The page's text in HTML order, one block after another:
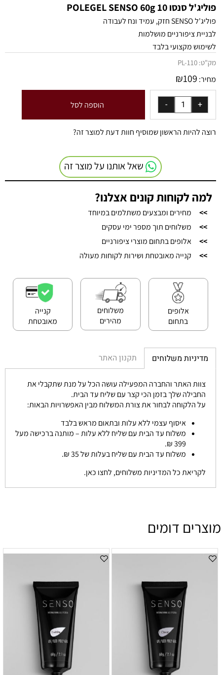
פוליג'ל סנסו 10 POLEGEL SENSO 60g
פוליג'ל SENSO חזק, עמיד ונח לעבודה
לבניית ציפורניים מושלמות
לשימוש מקצועי בלבד
מק"ט: PL-110
מחיר: ₪109
הוספה לסל
רוצה להיות הראשון שמוסיף חוות דעת למוצר זה?
שאל אותנו על מוצר זה
למה לקוחות קונים אצלנו?
>>
מחירים ומבצעים משתלמים במיוחד
>>
משלוחים תוך מספר ימי עסקים
>>
אלופים בתחום מוצרי ציפורניים
>>
קנייה מאובטחת ושירות לקוחות מעולה
אלופים
בתחום
משלוחים
מהירים
קנייה
מאובטחת
מדיניות משלוחים תקנון האתר
צוות האתר והחברה המפעילה עושה הכל על מנת שתקבלי את
החבילה שלך בזמן הכי קצר עם שליח עד הבית.
על הלקוחה לבחור את צורת המשלוח מבין האפשרויות הבאות:
איסוף עצמי ללא עלות ובתאום מראש בלבד
משלוח עד הבית עם שליח ללא עלות – מותנה ברכישה מעל
399 ₪.
משלוח עד הבית עם שליח בעלות של 35 ₪.
לקריאת כל המדיניות משלוחים, לחצו כאן.
מוצרים דומים